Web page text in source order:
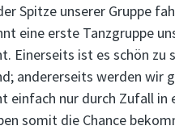
Spitze unserer Gruppe
eine erste Tanzgruppe
Einerseits ist es schön zu
andererseits werden
einfach nur durch Zufall
somit die Chance